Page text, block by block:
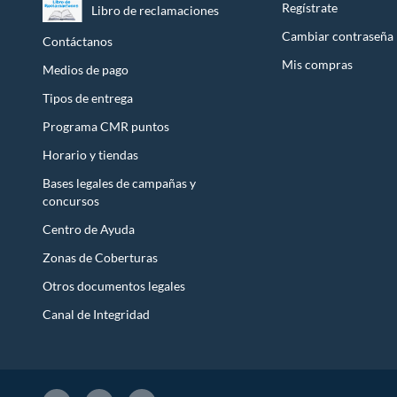
Licores y cigarros electrónicos.
Libro de reclamaciones
Contáctanos
Medios de pago
Tipos de entrega
Programa CMR puntos
Horario y tiendas
Bases legales de campañas y
concursos
Centro de Ayuda
Zonas de Coberturas
Otros documentos legales
Canal de Integridad
Regístrate
Cambiar contraseña
Mis compras